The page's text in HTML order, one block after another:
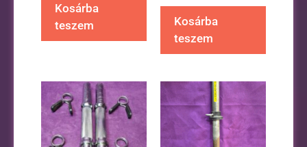
Kosárba
teszem
Kosárba
teszem